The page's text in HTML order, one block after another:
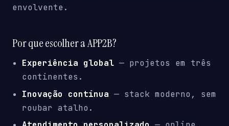
envolvente.
Por que escolher a APP2B?
Experiência global — projetos em três
continentes.
Inovação contínua — stack moderno, sem
roubar atalho.